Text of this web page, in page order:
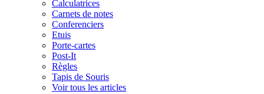
Calculatrices
Carnets de notes
Conferenciers
Etuis
Porte-cartes
Post-It
Règles
Tapis de Souris
Voir tous les articles